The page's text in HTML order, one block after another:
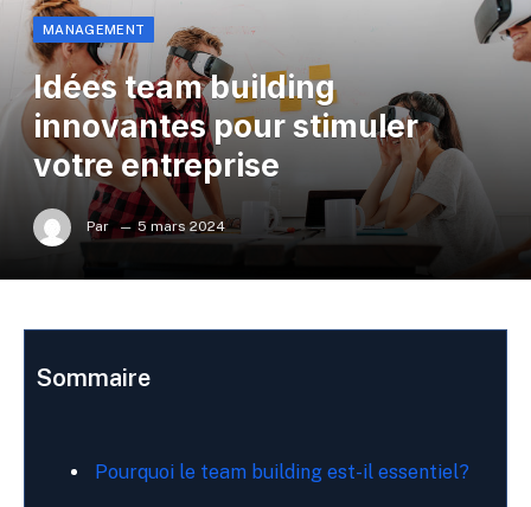
MANAGEMENT
Idées team building
innovantes pour stimuler
votre entreprise
Par 5 mars 2024
Sommaire
Pourquoi le team building est-il essentiel?